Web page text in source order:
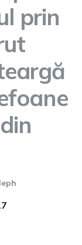
prin